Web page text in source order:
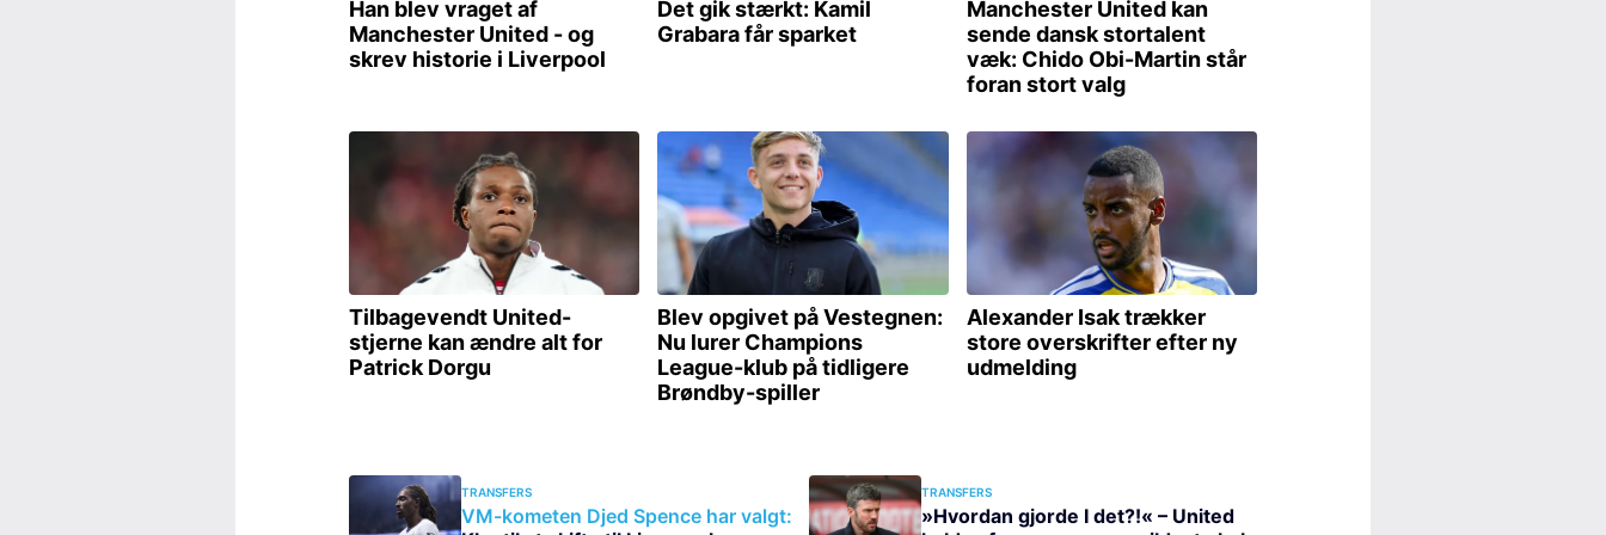
TRANSFERS
VM-kometen Djed Spence har valgt:
TRANSFERS
»Hvordan gjorde I det?!« – United